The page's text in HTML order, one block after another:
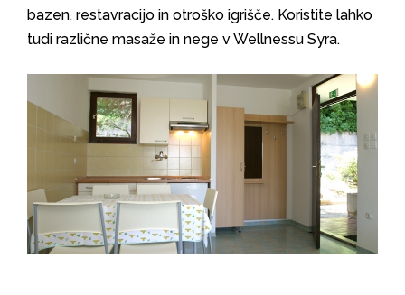
bazen, restavracijo in otroško igrišče. Koristite lahko
tudi različne masaže in nege v Wellnessu Syra.